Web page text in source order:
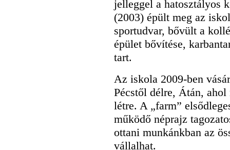
jelleggel a hatosztályos
(2003) épült meg az
sportudvar, bővült a
épület bővítése,
tart.
Az iskola 2009-ben
Pécstől délre, Átán,
létre. A „farm”
működő néprajz
ottani munkánkban az
vállalhat.